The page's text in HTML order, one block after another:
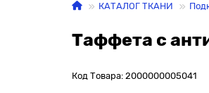
КАТАЛОГ ТКАНИ
Таффета с
Код Товара: 2000000005041